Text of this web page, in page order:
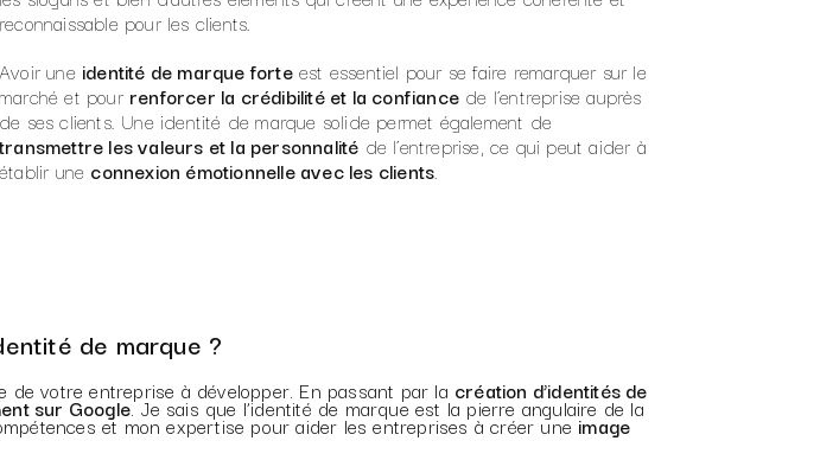
reconnaissable pour les clients.
Avoir une identité de marque forteest essentiel pour se faire remarquer sur le
marché et pour renforcer la crédibilité et la confiance de l’entreprise auprès
de ses clients. Une identité de marque solide permet également de
transmettre les valeurs et la personnalité de l’entreprise, ce qui peut aider à
établir une connexion émotionnelle avec les clients.
de marque ?
de votre entreprise à développer. En passant par la création d’identités de
sur Google. Je sais que l’identité de marque est la pierre angulaire de la
et mon expertise pour aider les entreprises à créer uneimage